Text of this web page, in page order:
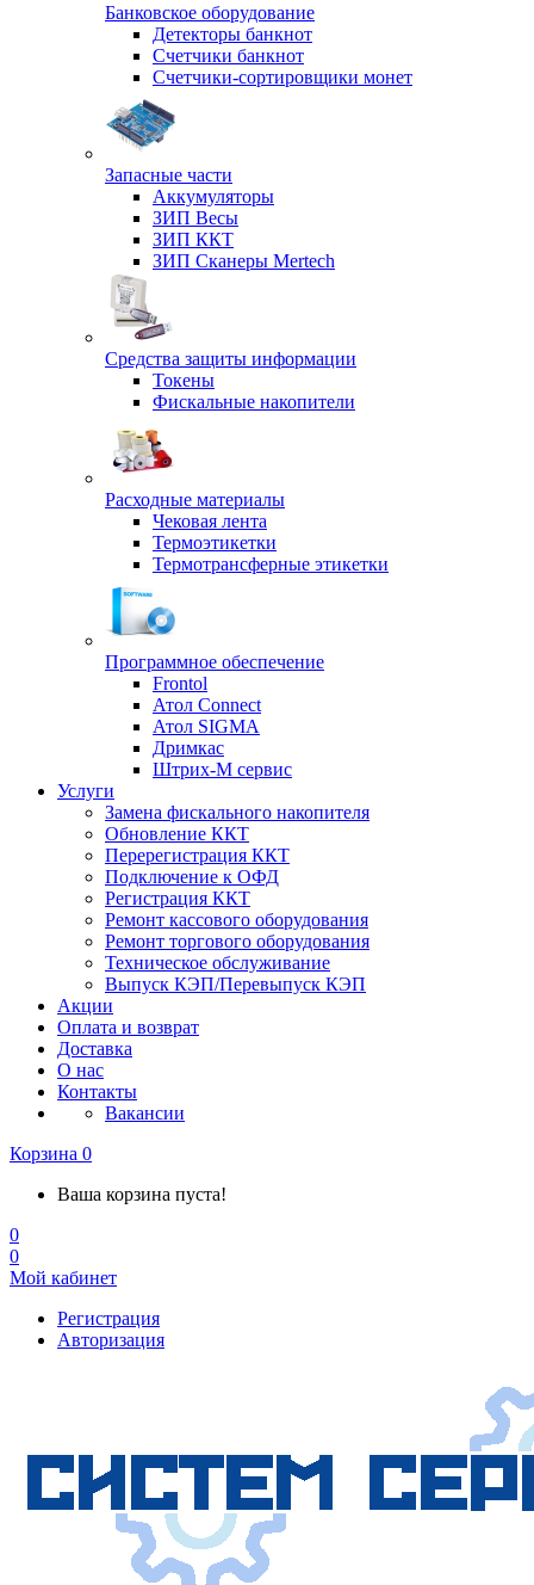
Банковское оборудование
Детекторы банкнот
Счетчики банкнот
Счетчики-сортировщики монет
Запасные части
Аккумуляторы
ЗИП Весы
ЗИП ККТ
ЗИП Сканеры Mertech
Средства защиты информации
Токены
Фискальные накопители
Расходные материалы
Чековая лента
Термоэтикетки
Термотрансферные этикетки
Программное обеспечение
Frontol
Атол Connect
Атол SIGMA
Дримкас
Штрих-М сервис
Услуги
Замена фискального накопителя
Обновление ККТ
Перерегистрация ККТ
Подключение к ОФД
Регистрация ККТ
Ремонт кассового оборудования
Ремонт торгового оборудования
Техническое обслуживание
Выпуск КЭП/Перевыпуск КЭП
Акции
Оплата и возврат
Доставка
О нас
Контакты
Вакансии
Корзина 0
Ваша корзина пуста!
0
0
Мой кабинет
Регистрация
Авторизация